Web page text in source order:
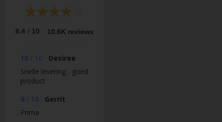
8.4 / 10 10.6K reviews
10 / 10
Desiree
Snelle levering , goed
product
9 / 10
Gerrit
Prima